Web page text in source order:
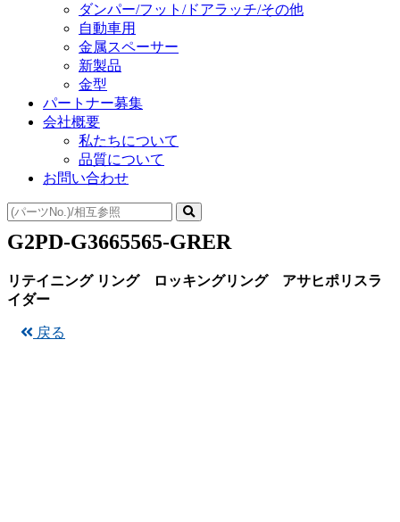
ダンパー/フット/ドアラッチ/その他
自動車用
金属スペーサー
新製品
金型
パートナー募集
会社概要
私たちについて
品質について
お問い合わせ
G2PD-G3665565-GRER
リテイニング リング ロッキングリング アサヒポリスラ
イダー
戻る